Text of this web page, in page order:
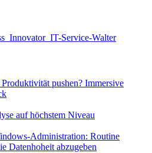
pushen? Immersive
auf höchstem Niveau
Administration: Routine
Datenhoheit abzugeben